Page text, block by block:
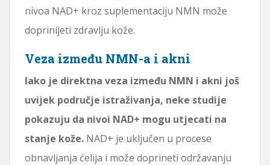
nivoa NAD+ kroz suplementaciju NMN može
doprinijeti zdravlju kože.
Veza između NMN-a i akni
Iako je direktna veza između NMN i akni još
uvijek područje istraživanja, neke studije
pokazuju da nivoi NAD+ mogu utjecati na
stanje kože. NAD+ je uključen u procese
obnavljanja ćelija i može doprineti održavanju